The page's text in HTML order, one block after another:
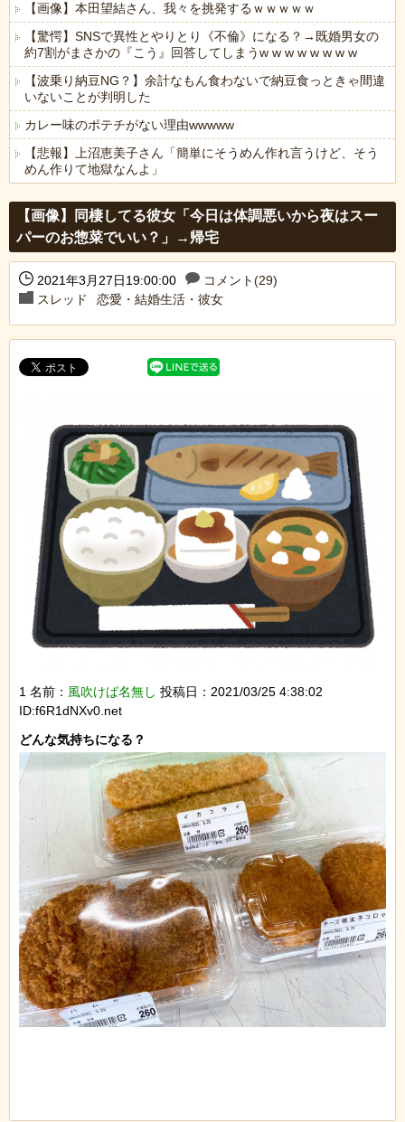
【画像】本田望結さん、我々を挑発するｗｗｗｗｗ
【驚愕】SNSで異性とやりとり《不倫》になる？→既婚男女の
約7割がまさかの『こう』回答してしまうw w w w w w w w
【波乗り納豆NG？】余計なもん食わないで納豆食っときゃ間違
いないことが判明した
カレー味のポテチがない理由wwwww
【悲報】上沼恵美子さん「簡単にそうめん作れ言うけど、そう
めん作りて地獄なんよ」
【画像】同棲してる彼女「今日は体調悪いから夜はスー
パーのお惣菜でいい？」→帰宅
2021年3月27日19:00:00
コメント(29)
スレッド
恋愛・結婚生活・彼女
1 名前： 風吹けば名無し 投稿日：2021/03/25 4:38:02
ID:f6R1dNXv0.net